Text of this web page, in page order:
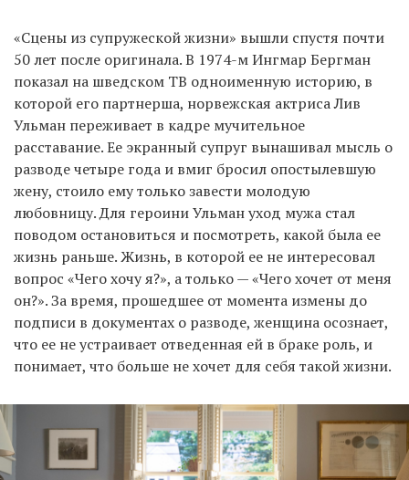
«Сцены из супружеской жизни» вышли спустя почти
50 лет после оригинала. В 1974-м Ингмар Бергман
показал на шведском ТВ одноименную историю, в
которой его партнерша, норвежская актриса Лив
Ульман переживает в кадре мучительное
расставание. Ее экранный супруг вынашивал мысль о
разводе четыре года и вмиг бросил опостылевшую
жену, стоило ему только завести молодую
любовницу. Для героини Ульман уход мужа стал
поводом остановиться и посмотреть, какой была ее
жизнь раньше. Жизнь, в которой ее не интересовал
вопрос «Чего хочу я?», а только — «Чего хочет от меня
он?». За время, прошедшее от момента измены до
подписи в документах о разводе, женщина осознает,
что ее не устраивает отведенная ей в браке роль, и
понимает, что больше не хочет для себя такой жизни.